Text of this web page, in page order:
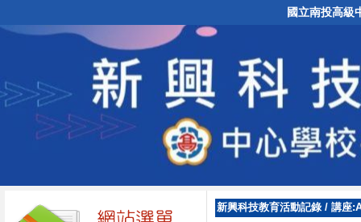
國立南投高級
新興科技教育活動記錄/ 講座